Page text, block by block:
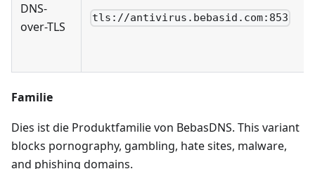
DNS-
over-TLS
tls://antivirus.bebasid.com:853
Familie
Dies ist die Produktfamilie von BebasDNS. This variant
blocks pornography, gambling, hate sites, malware,
and phishing domains.